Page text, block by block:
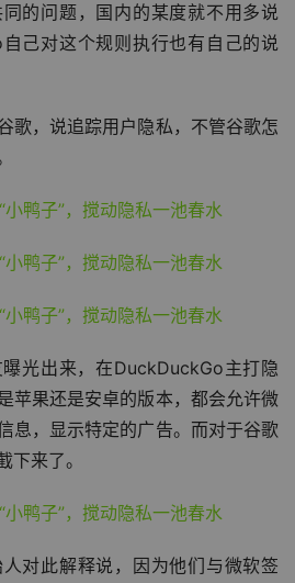
的问题，国内的某度就不用多说
己对这个规则执行也有自己的说
歌，说追踪用户隐私，不管谷歌怎
光出来，在DuckDuckGo主打隐
苹果还是安卓的版本，都会允许微
息，显示特定的广告。而对于谷歌
下来了。
对此解释说，因为他们与微软签